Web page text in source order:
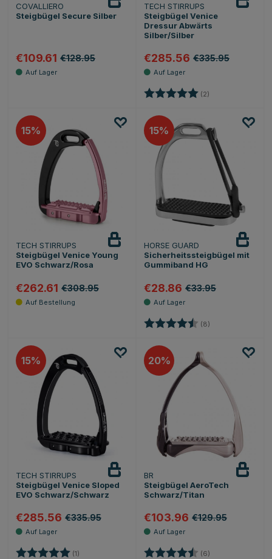
COVALLIERO
Steigbügel Secure Silber
€109.61 €128.95
TECH STIRRUPS
Steigbügel Venice
Dressur Abwärts
Silber/Silber
€285.56 €335.95
Bewertung: (2)
15
TECH STIRRUPS
Steigbügel Venice Young
EVO Schwarz/Rosa
€262.61 €308.95
15
HORSE GUARD
Sicherheitssteigbügel mit
Gummiband HG
€28.86 €33.95
Bewertung: (8)
15
TECH STIRRUPS
Steigbügel Venice Sloped
EVO Schwarz/Schwarz
€285.56 €335.95
Bewertung: (1)
20
BR
Steigbügel AeroTech
Schwarz/Titan
€103.96 €129.95
Bewertung: (6)